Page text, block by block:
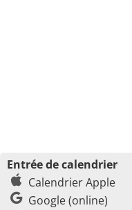
Entrée de calendrier
Calendrier Apple
Google (online)